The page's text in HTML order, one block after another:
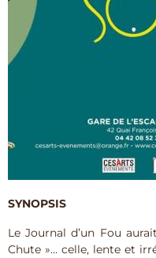
SYNOPSIS
Le Journal d’un Fou
Chute »… celle, lente et